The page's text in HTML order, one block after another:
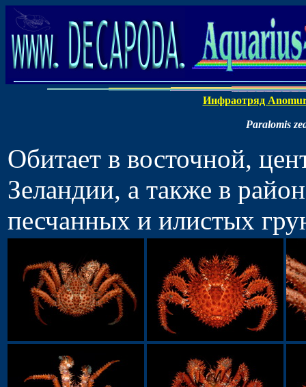
Инфраотряд
Paralomis
Обитает в восточной,
Зеландии, а также в
песчанных и илистых